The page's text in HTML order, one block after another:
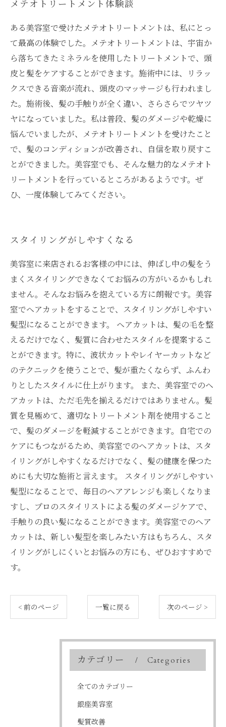
メテオトリートメント体験談
ある美容室で受けたメテオトリートメントは、私にとっ
て最高の体験でした。メテオトリートメントは、宇宙か
ら落ちてきたミネラルを使用したトリートメントで、頭
皮と髪をケアすることができます。施術中には、リラッ
クスできる音楽が流れ、頭皮のマッサージも行われまし
た。施術後、髪の手触りが全く違い、さらさらでツヤツ
ヤになっていました。私は普段、髪のダメージや乾燥に
悩んでいましたが、メテオトリートメントを受けたこと
で、髪のコンディションが改善され、自信を取り戻すこ
とができました。美容室でも、そんな魅力的なメテオト
リートメントを行っているところがあるようです。ぜ
ひ、一度体験してみてください。
スタイリングがしやすくなる
美容室に来店されるお客様の中には、伸ばし中の髪をう
まくスタイリングできなくてお悩みの方がいるかもしれ
ません。そんなお悩みを抱えている方に朗報です。美容
室でヘアカットをすることで、スタイリングがしやすい
髪型になることができます。 ヘアカットは、髪の毛を整
えるだけでなく、髪質に合わせたスタイルを提案するこ
とができます。特に、波状カットやレイヤーカットなど
のテクニックを使うことで、髪が重たくならず、ふんわ
りとしたスタイルに仕上がります。 また、美容室でのヘ
アカットは、ただ毛先を揃えるだけではありません。髪
質を見極めて、適切なトリートメント剤を使用すること
で、髪のダメージを軽減することができます。自宅での
ケアにもつながるため、美容室でのヘアカットは、スタ
イリングがしやすくなるだけでなく、髪の健康を保つた
めにも大切な施術と言えます。 スタイリングがしやすい
髪型になることで、毎日のヘアアレンジも楽しくなりま
すし、プロのスタイリストによる髪のダメージケアで、
手触りの良い髪になることができます。美容室でのヘア
カットは、新しい髪型を楽しみたい方はもちろん、スタ
イリングがしにくいとお悩みの方にも、ぜひおすすめで
す。
< 前のページ 一覧に戻る 次のページ >
カテゴリー Categories
全てのカテゴリー
銀座美容室
髪質改善